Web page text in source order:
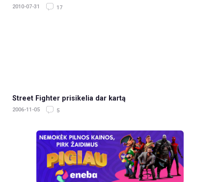
2010-07-31 17
Street Fighter prisikelia dar kartą
2006-11-05 5